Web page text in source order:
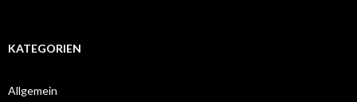
KATEGORIEN
Allgemein